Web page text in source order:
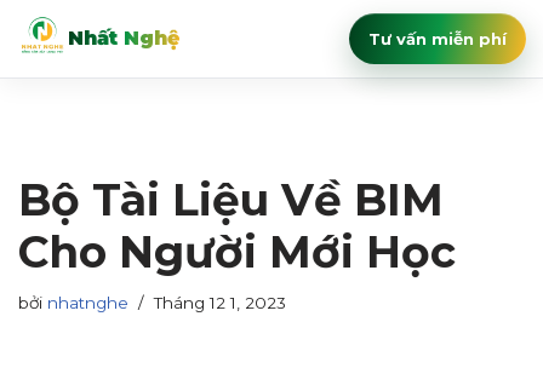
Nhất Nghệ Tư vấn miễn phí
Bộ Tài Liệu Về BIM
Cho Người Mới Học
bởi nhatnghe Tháng 12 1, 2023